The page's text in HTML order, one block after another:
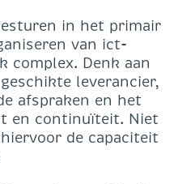
in het primair
van ict-
complex. Denk aan
leverancier,
afspraken en het
en continuïteit. Niet
de capaciteit